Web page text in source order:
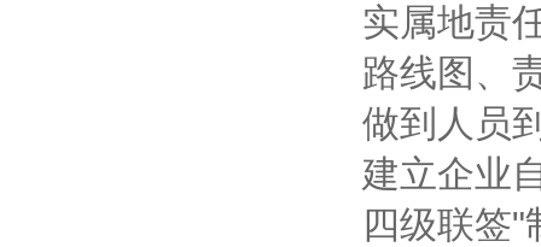
实属地责
路线图、
做到人员
建立企业
四级联签